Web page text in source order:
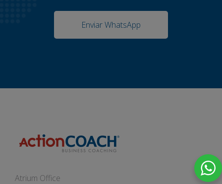
Enviar WhatsApp
Atrium Office